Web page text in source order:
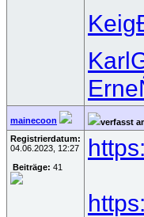
Keig
Karl
Erne
mainecoon verfasst
Registrierdatum:
04.06.2023, 12:27
Beiträge: 41